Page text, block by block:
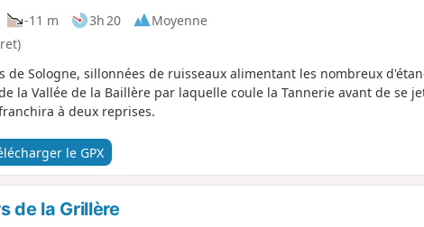
-11 m 3h 20
Moyenne
de Sologne, sillonnées de ruisseaux alimentant les nombreux
la Vallée de la Baillère par laquelle coule la Tannerie avant de se
à deux reprises.
le GPX
de la Grillère